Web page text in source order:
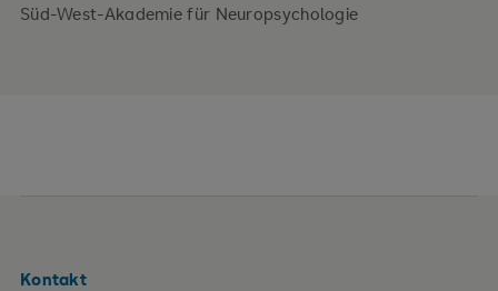
Süd-West-Akademie für Neuropsychologie
Kontakt